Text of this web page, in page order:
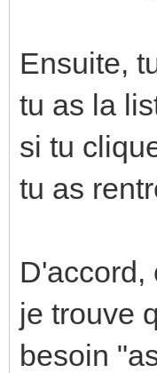
Ensuite,
tu as la
si tu
tu as
D'accord,
je trouve
besoin